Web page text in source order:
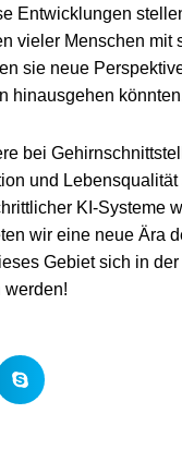
Entwicklungen
vieler Menschen mit
sie neue
hinausgehen
bei
und
KI-Systeme
wir eine neue Ära
Gebiet sich in
werden!